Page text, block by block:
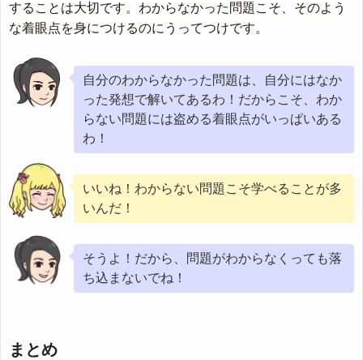
することは大切です。わからなかった問題こそ、そのよう
な着眼点を身につけるのにうってつけです。
自分のわからなかった問題は、自分にはなか
った発想で解いてあるわ！だからこそ、わか
らない問題には盗める着眼点がいっぱいある
わ！
いいね！わからない問題こそ学べることが多
いんだ！
そうよ！だから、問題がわからなくっても落
ち込まないでね！
まとめ